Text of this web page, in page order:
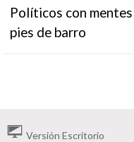
Políticos con
pies de barro
Versión Escritorio